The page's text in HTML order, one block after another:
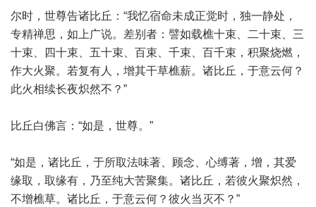
尔时，世尊告诸比丘：“我忆宿命未成正觉时，独一静处，
专精禅思，如上广说。差别者：譬如载樵十束、二十束、三
十束、四十束、五十束、百束、千束、百千束，积聚烧燃，
作大火聚。若复有人，增其干草樵薪。诸比丘，于意云何？
此火相续长夜炽然不？”
比丘白佛言：“如是，世尊。”
“如是，诸比丘，于所取法味著、顾念、心缚著，增，其爱
缘取，取缘有，乃至纯大苦聚集。诸比丘，若彼火聚炽然，
不增樵草。诸比丘，于意云何？彼火当灭不？”